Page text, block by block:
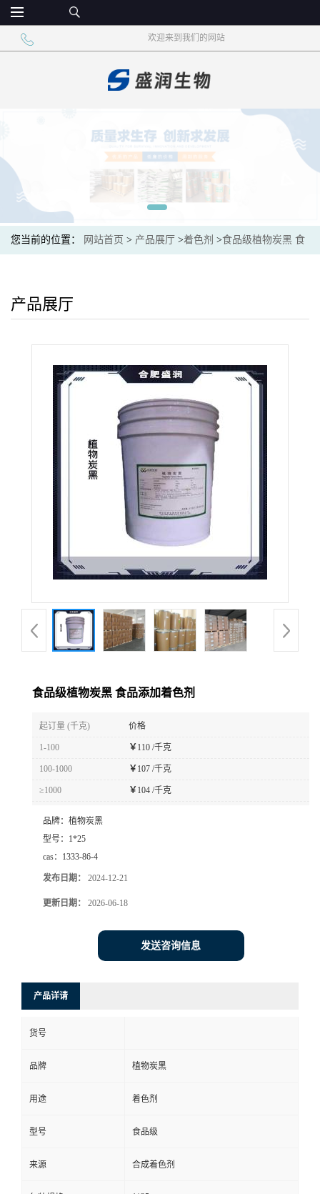
欢迎来到我们的网站
您当前的位置： 网站首页 > 产品展厅 >着色剂 >食品级植物炭黑 食
产品展厅
食品级植物炭黑 食品添加着色剂
起订量 (千克) 价格
1-100 ￥ 110 /千克
100-1000 ￥ 107 /千克
≥1000 ￥ 104 /千克
品牌： 植物炭黑
型号： 1*25
cas： 1333-86-4
发布日期： 2024-12-21
更新日期： 2026-06-18
发送咨询信息
产品详请
货号
品牌 植物炭黑
用途 着色剂
型号 食品级
来源 合成着色剂